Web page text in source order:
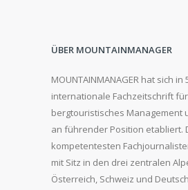
ÜBER MOUNTAINMANAGER
MOUNTAINMANAGER hat sich
internationale Fachzeitschrift für
bergtouristisches Management
an führender Position etabliert.
kompetentesten
mit Sitz in den drei zentralen
Österreich, Schweiz und